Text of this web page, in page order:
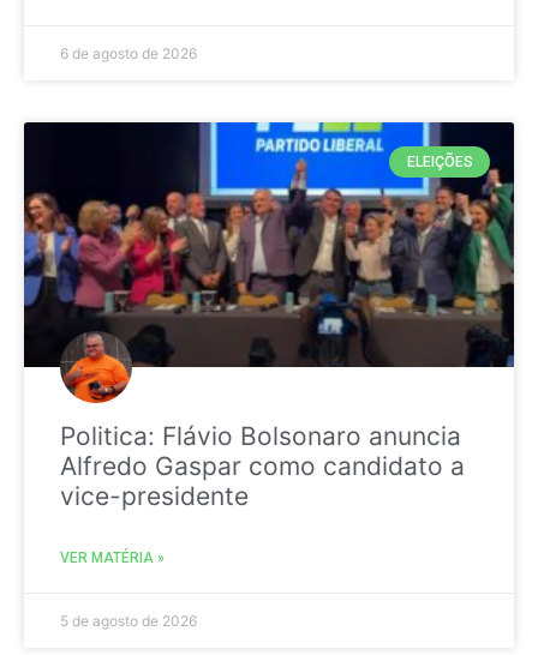
6 de agosto de 2026
ELEIÇÕES
Politica: Flávio Bolsonaro anuncia
Alfredo Gaspar como candidato a
vice-presidente
VER MATÉRIA »
5 de agosto de 2026